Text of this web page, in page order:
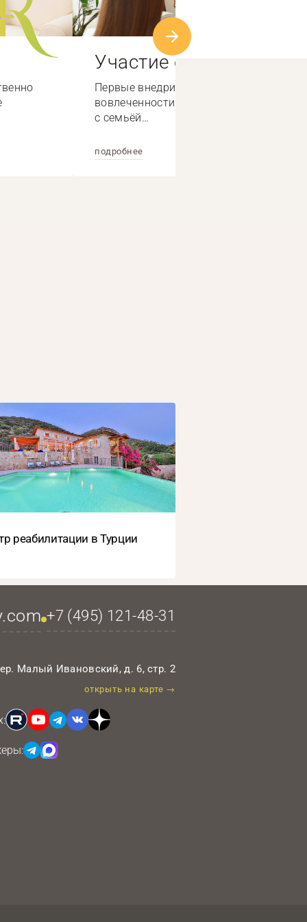
Участие семьи
Первые внедрили систему высокой
вовлеченности специалистов по работе
с семьёй…
подробнее
реабилитации в Турции
+7 (495) 121-48-31
Малый Ивановский, д. 6, стр. 2
открыть на карте →